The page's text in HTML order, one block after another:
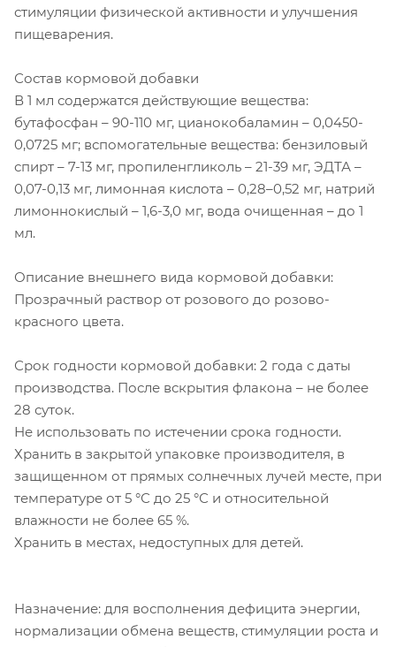
стимуляции физической активности и улучшения
пищеварения.
Состав кормовой добавки
В 1 мл содержатся действующие вещества:
бутафосфан – 90-110 мг, цианокобаламин – 0,0450-
0,0725 мг; вспомогательные вещества: бензиловый
спирт – 7-13 мг, пропиленгликоль – 21-39 мг, ЭДТА –
0,07-0,13 мг, лимонная кислота – 0,28–0,52 мг, натрий
лимоннокислый – 1,6-3,0 мг, вода очищенная – до 1
мл.
Описание внешнего вида кормовой добавки:
Прозрачный раствор от розового до розово-
красного цвета.
Срок годности кормовой добавки: 2 года с даты
производства. После вскрытия флакона – не более
28 суток.
Не использовать по истечении срока годности.
Хранить в закрытой упаковке производителя, в
защищенном от прямых солнечных лучей месте, при
температуре от 5 °С до 25 °С и относительной
влажности не более 65 %.
Хранить в местах, недоступных для детей.
Назначение: для восполнения дефицита энергии,
нормализации обмена веществ, стимуляции роста и